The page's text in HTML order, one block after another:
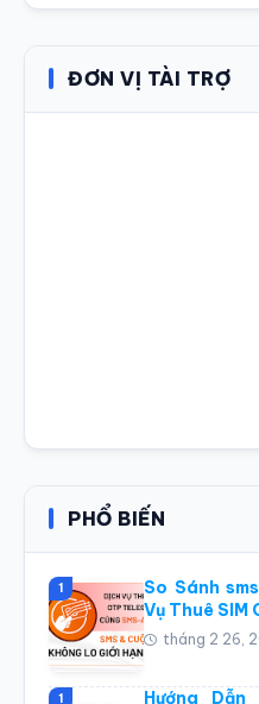
ĐƠN VỊ TÀI TRỢ
PHỔ BIẾN
1
So Sánh
Vụ Thuê
tháng 2 26,
1
Hướng